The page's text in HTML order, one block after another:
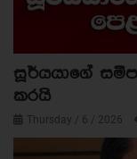
සූර්යයාගේ
කරයි
Thursday / 6 / 2026